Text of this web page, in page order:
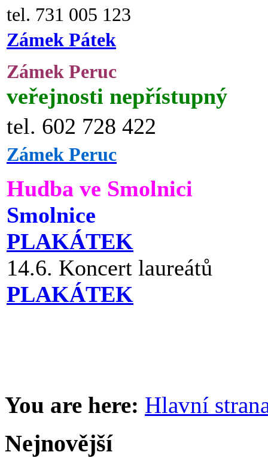
tel. 731 005 123
Zámek Pátek
Zámek Peruc
veřejnosti nepřístupný
tel. 602 728 422
Zámek Peruc
Hudba ve Smolnici
Smolnice
PLAKÁTEK
14.6. Koncert laureátů
PLAKÁTEK
You are here: Hlavní
Nejnovější